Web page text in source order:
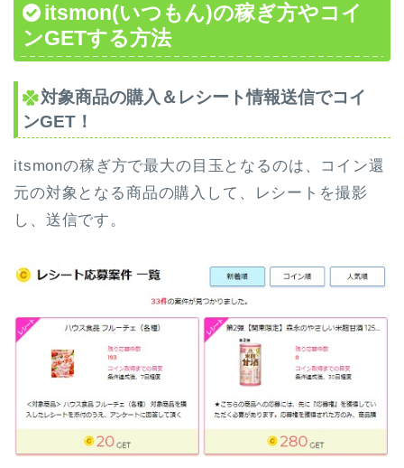
itsmon(いつもん)の稼ぎ方やコイ
ンGETする方法
対象商品の購入＆レシート情報送信でコイ
ンGET！
itsmonの稼ぎ方で最大の目玉となるのは、コイン還
元の対象となる商品の購入して、レシートを撮影
し、送信です。